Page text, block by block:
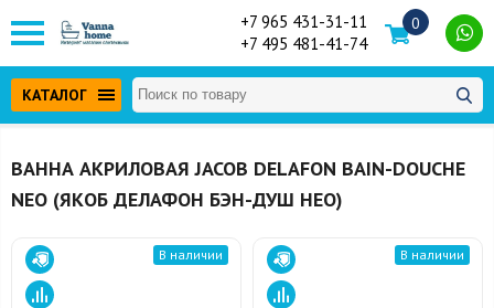
+7 965 431-31-11
+7 495 481-41-74
0
КАТАЛОГ
ВАННА АКРИЛОВАЯ JACOB DELAFON BAIN-DOUCHE
NEO (ЯКОБ ДЕЛАФОН БЭН-ДУШ НЕО)
В наличии В наличии